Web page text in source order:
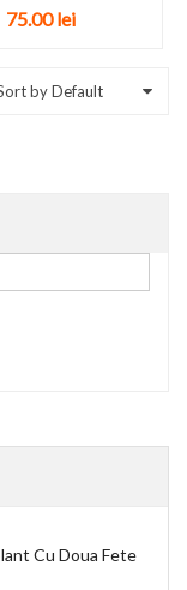
Cu Doua Fete
75.00lei
by Default